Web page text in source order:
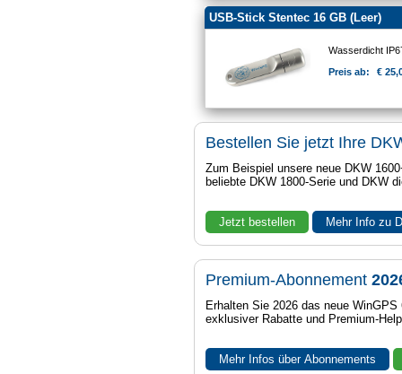
USB-Stick Stentec 16 GB (Leer)
Wasserdicht
Preis ab:
€
Bestellen Sie jetzt Ihre
Zum Beispiel unsere neue DKW
beliebte DKW 1800-Serie und DKW
Jetzt bestellen Mehr Info zu
Premium-Abonnement
Erhalten Sie 2026 das neue
exklusiver Rabatte und Premium-
Mehr Infos über Abonnements